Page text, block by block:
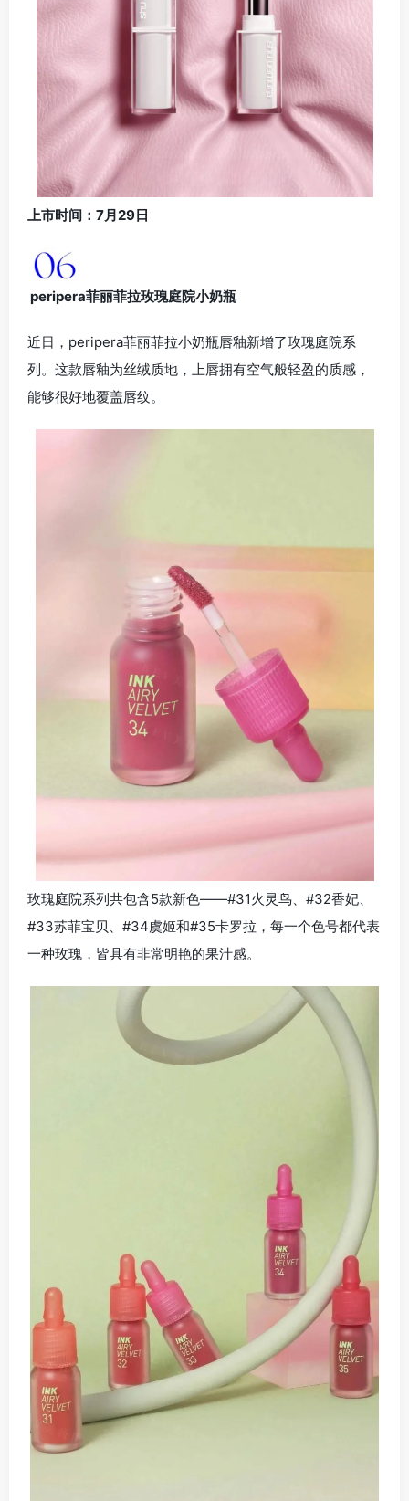
上市时间：7月29日
peripera菲丽菲拉玫瑰庭院小奶瓶
近日，peripera菲丽菲拉小奶瓶唇釉新增了玫瑰庭院系
列。这款唇釉为丝绒质地，上唇拥有空气般轻盈的质感，
能够很好地覆盖唇纹。
玫瑰庭院系列共包含5款新色——#31火灵鸟、#32香妃、
#33苏菲宝贝、#34虞姬和#35卡罗拉，每一个色号都代表
一种玫瑰，皆具有非常明艳的果汁感。